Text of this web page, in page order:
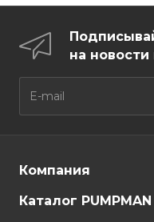
на новости
Компания
Каталог PUMPMAN